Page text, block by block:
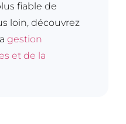
fiable de
loin, découvrez
gestion
et de la